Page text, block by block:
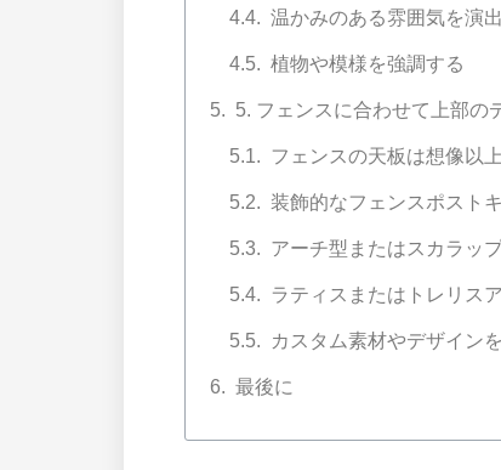
温かみのある雰囲気を演
植物や模様を強調する
5. フェンスに合わせて上部の
フェンスの天板は想像以
装飾的なフェンスポスト
アーチ型またはスカラッ
ラティスまたはトレリス
カスタム素材やデザイン
最後に